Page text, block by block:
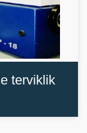
terviklik